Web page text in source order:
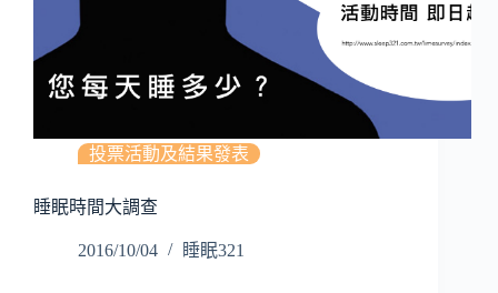
投票活動及結果發表
睡眠時間大調查
2016/10/04 睡眠321